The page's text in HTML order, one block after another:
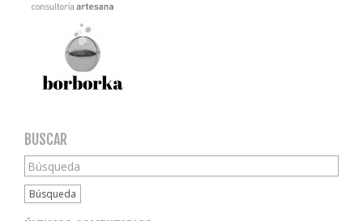
BUSCAR
Búsqueda